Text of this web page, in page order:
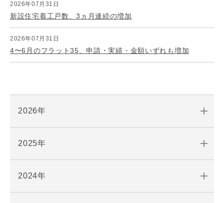
2026年07月31日
新設住宅着工戸数、3ヵ月連続の増加
2026年07月31日
4〜6月のフラット35、申請・実績・金額いずれも増加
2026年
2025年
2024年